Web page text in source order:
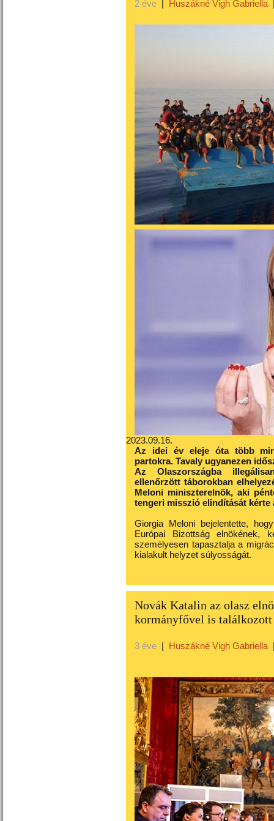
2 éve Huszákné Vigh Gabriella
2023.09.16.
Az idei év eleje óta több
partokra. Tavaly ugyanezen
Az Olaszországba
ellenőrzött táborokban
Meloni miniszterelnök, aki
tengeri misszió elindítását kérte
Giorgia Meloni bejelentette,
Európai Bizottság elnökének,
személyesen tapasztalja a
kialakult helyzet súlyosságát.
Novák Katalin az olasz
kormányfővel is találkozott
3 éve | Huszákné Vigh Gabriella